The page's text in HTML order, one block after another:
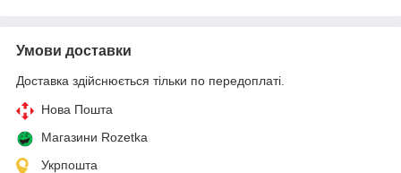
Умови доставки
Доставка здійснюється тільки по передоплаті.
Нова Пошта
Магазини Rozetka
Укрпошта